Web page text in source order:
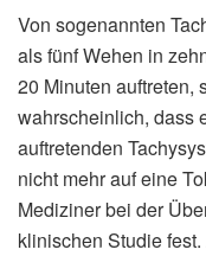
Von sogenannten
als fünf Wehen in
20 Minuten auftreten,
wahrscheinlich, dass
auftretenden
nicht mehr auf eine
Mediziner bei der
klinischen Studie